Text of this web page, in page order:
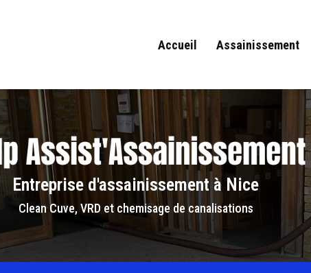
Accueil Assainissement
Entreprise d'assainissement à Nice
Clean Cuve, VRD et chemisage de canalisations